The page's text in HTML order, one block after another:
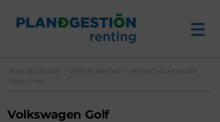
PLAN DE GESTIÓN > OFERTAS RENTING > RENTING VOLKSWAGEN
GOLF 2.0 TDI
Volkswagen Golf